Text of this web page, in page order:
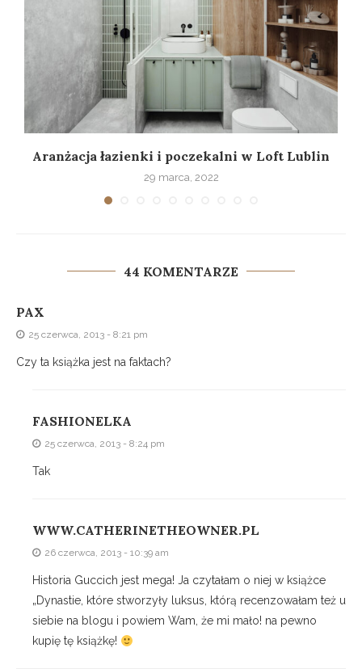
Aranżacja łazienki i poczekalni w Loft Lublin
29 marca, 2022
44 KOMENTARZE
PAX
25 czerwca, 2013 - 8:21 pm
Czy ta książka jest na faktach?
FASHIONELKA
25 czerwca, 2013 - 8:24 pm
Tak
WWW.CATHERINETHEOWNER.PL
26 czerwca, 2013 - 10:39 am
Historia Guccich jest mega! Ja czytałam o niej w książce
„Dynastie, które stworzyły luksus, którą recenzowałam też u
siebie na blogu i powiem Wam, że mi mało! na pewno
kupię tę książkę!